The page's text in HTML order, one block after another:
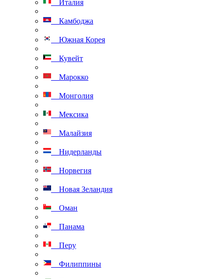
Италия
Камбоджа
Южная Корея
Кувейт
Марокко
Монголия
Мексика
Малайзия
Нидерланды
Норвегия
Новая Зеландия
Оман
Панама
Перу
Филиппины